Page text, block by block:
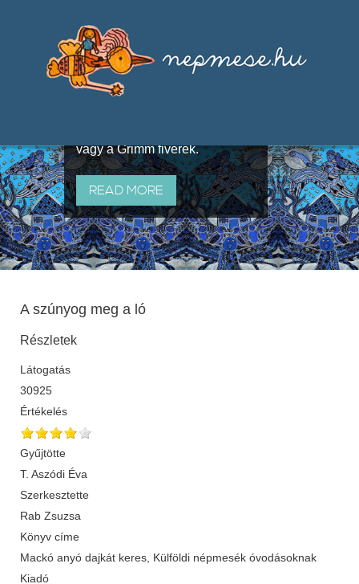
útján terjedő elbeszélésekből,
melyeket olyan ismert gyűjtők
állítottak össze, mint Benedek
vagy a Grimm fivérek.
READ MORE
A szúnyog meg a ló
Részletek
Látogatás
30925
Értékelés
Gyűjtötte
T. Aszódi Éva
Szerkesztette
Rab Zsuzsa
Könyv címe
Mackó anyó dajkát keres, Külföldi népmesék óvodásoknak
Kiadó